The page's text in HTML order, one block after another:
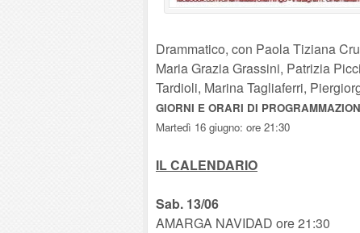
Drammatico, con Paola Tiziana
Maria Grazia Grassini, Patrizia
Tardioli, Marina Tagliaferri,
GIORNI E ORARI DI
Martedì 16 giugno: ore 21:30
IL CALENDARIO
Sab. 13/06
AMARGA NAVIDAD ore 21:30